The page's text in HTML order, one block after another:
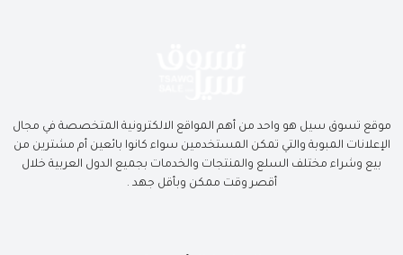
موقع تسوق سيل هو واحد من أهم المواقع الالكترونية المتخصصة في مجال
الإعلانات المبوبة والتي تمكن المستخدمين سواء كانوا بائعين أم مشترين من
بيع وشراء مختلف السلع والمنتجات والخدمات بجميع الدول العربية خلال
أقصر وقت ممكن وبأقل جهد .